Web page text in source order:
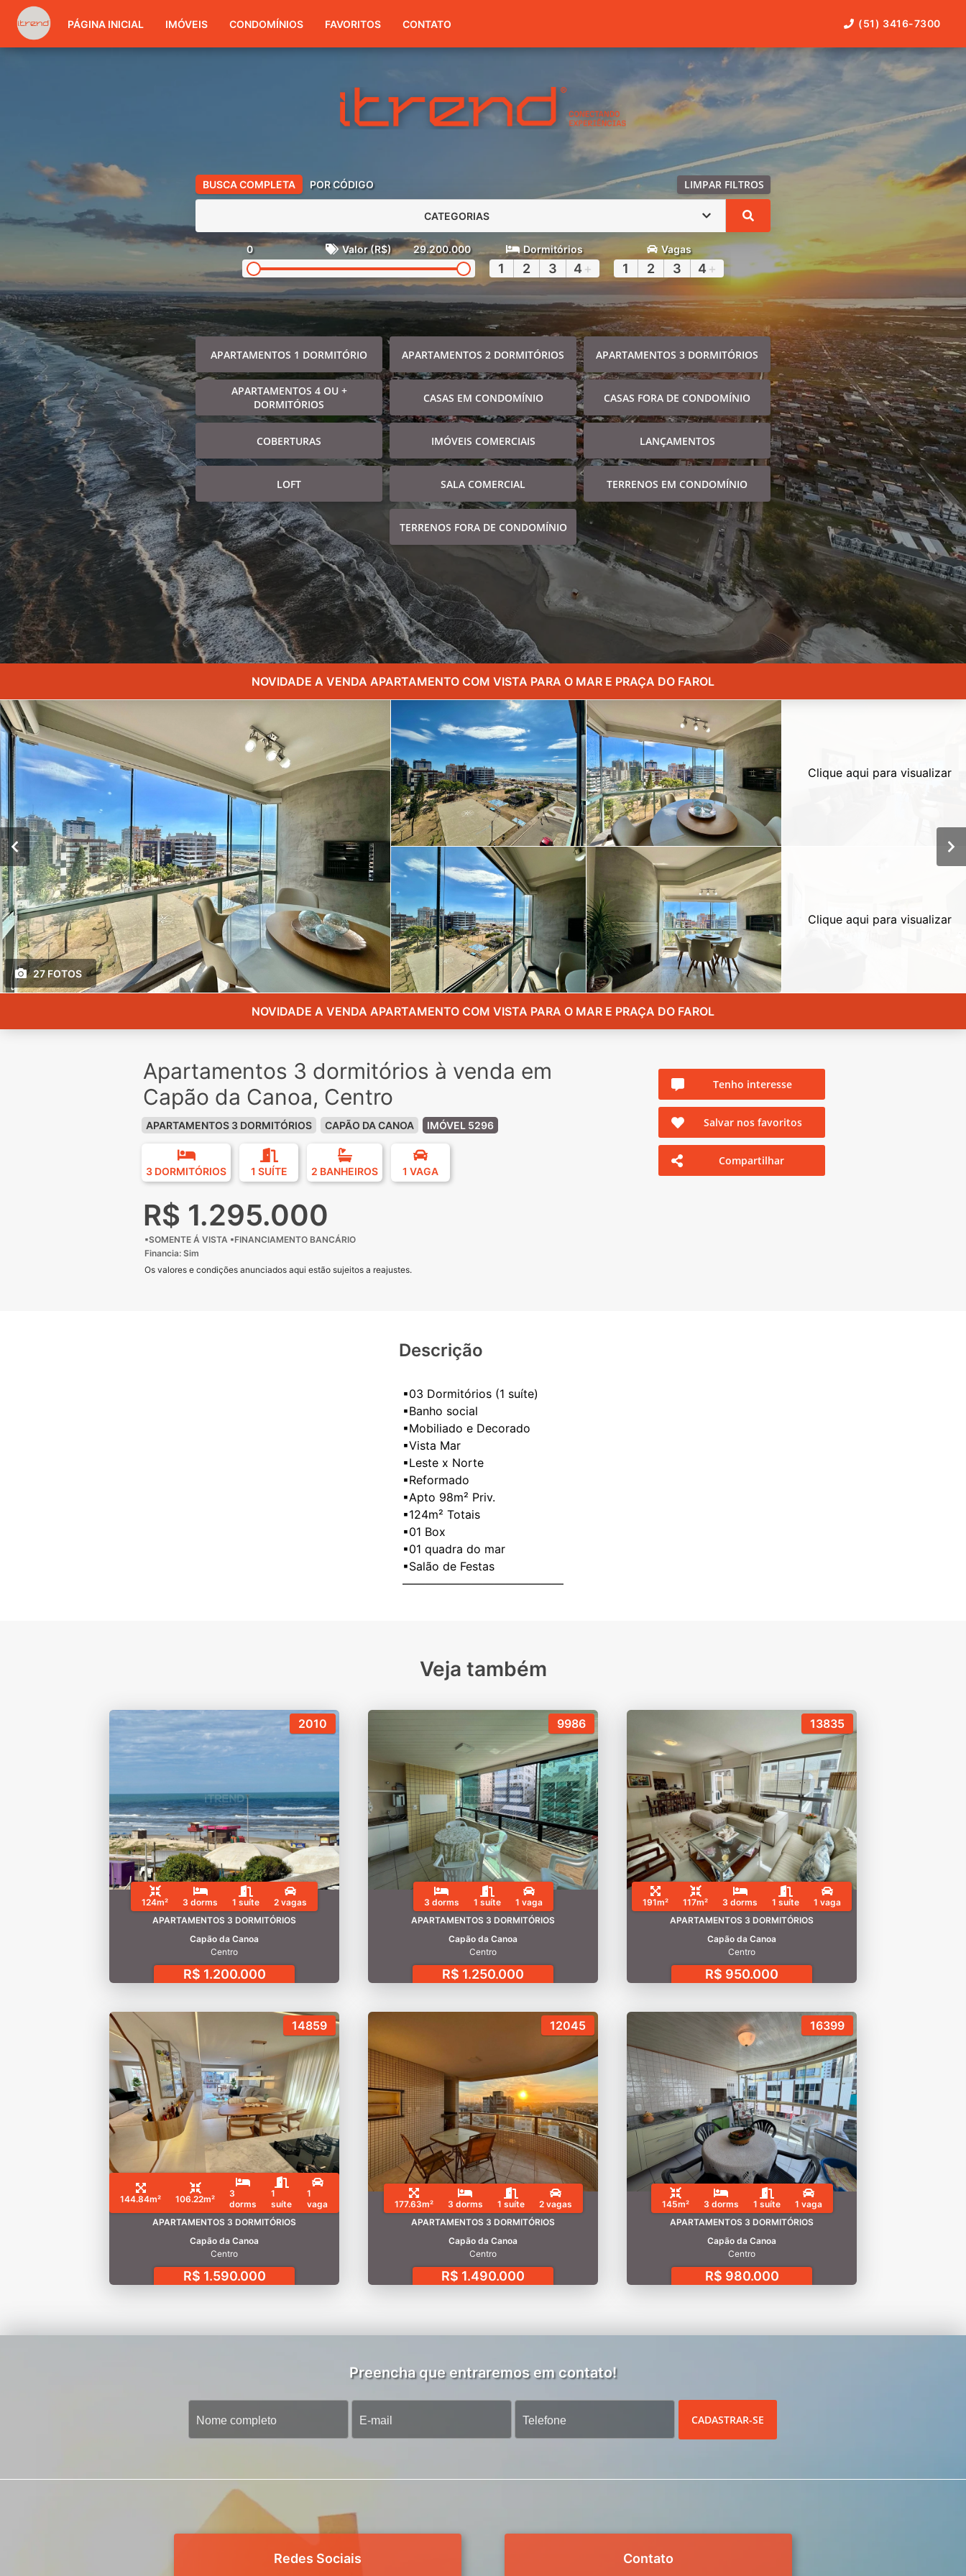
(51) 3416-7300
PÁGINA INICIAL IMÓVEIS CONDOMÍNIOS FAVORITOS CONTATO (51) 3416-7300
BUSCA COMPLETA POR CÓDIGO LIMPAR FILTROS
CATEGORIAS
0 Valor (R$) 29.200.000 Dormitórios
1 2 3 4 +
Vagas
1 2 3 4 +
APARTAMENTOS 1 DORMITÓRIO APARTAMENTOS 2 DORMITÓRIOS APARTAMENTOS 3 DORMITÓRIOS
APARTAMENTOS 4 OU +
DORMITÓRIOS
CASAS EM CONDOMÍNIO CASAS FORA DE CONDOMÍNIO
COBERTURAS IMÓVEIS COMERCIAIS LANÇAMENTOS
LOFT SALA COMERCIAL TERRENOS EM CONDOMÍNIO
TERRENOS FORA DE CONDOMÍNIO
NOVIDADE A VENDA APARTAMENTO COM VISTA PARA O MAR E PRAÇA DO FAROL
27 FOTOS
Clique aqui para visualizar
Clique aqui para visualizar
NOVIDADE A VENDA APARTAMENTO COM VISTA PARA O MAR E PRAÇA DO FAROL
Apartamentos 3 dormitórios à venda em
Capão da Canoa, Centro
APARTAMENTOS 3 DORMITÓRIOS CAPÃO DA CANOA IMÓVEL 5296
3 DORMITÓRIOS 1 SUÍTE 2 BANHEIROS 1 VAGA
R$ 1.295.000
▪SOMENTE Á VISTA ▪FINANCIAMENTO BANCÁRIO
Financia: Sim
Os valores e condições anunciados aqui estão sujeitos a reajustes.
Tenho interesse
Salvar nos favoritos
Compartilhar
Descrição
▪03 Dormitórios (1 suíte)
▪Banho social
▪Mobiliado e Decorado
▪Vista Mar
▪Leste x Norte
▪Reformado
▪Apto 98m² Priv.
▪124m² Totais
▪01 Box
▪01 quadra do mar
▪Salão de Festas
Veja também
2010
124m² 3 dorms 1 suíte
2 vagas
APARTAMENTOS 3 DORMITÓRIOS
Capão da Canoa
Centro
R$ 1.200.000
9986
3 dorms 1 suíte
1 vaga
APARTAMENTOS 3 DORMITÓRIOS
Capão da Canoa
Centro
R$ 1.250.000
13835
191m² 117m² 3 dorms 1 suíte
1 vaga
APARTAMENTOS 3 DORMITÓRIOS
Capão da Canoa
Centro
R$ 950.000
14859
144.84m² 106.22m²
3
dorms
1
suíte
1
vaga
APARTAMENTOS 3 DORMITÓRIOS
Capão da Canoa
Centro
R$ 1.590.000
12045
177.63m² 3 dorms 1 suíte
2 vagas
APARTAMENTOS 3 DORMITÓRIOS
Capão da Canoa
Centro
R$ 1.490.000
16399
145m² 3 dorms 1 suíte
1 vaga
APARTAMENTOS 3 DORMITÓRIOS
Capão da Canoa
Centro
R$ 980.000
Preencha que entraremos em contato!
CADASTRAR-SE
Redes Sociais Contato